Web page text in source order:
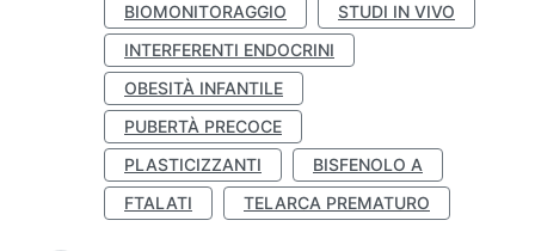
BIOMONITORAGGIO
STUDI IN VIVO
INTERFERENTI ENDOCRINI
OBESITÀ INFANTILE
PUBERTÀ PRECOCE
PLASTICIZZANTI
BISFENOLO A
FTALATI
TELARCA PREMATURO